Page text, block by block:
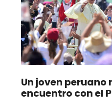
Un joven
encuentro con el